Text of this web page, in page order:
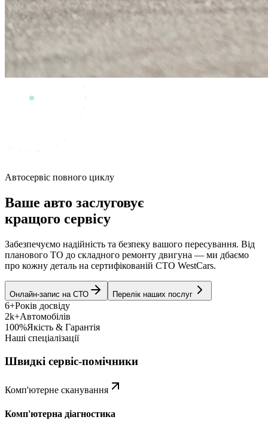
Автосервіс повного циклу
Ваше авто заслуговує
кращого сервісу
Забезпечуємо надійність та безпеку вашого пересування. Від
планового ТО до складного ремонту двигуна — ми дбаємо
про кожну деталь на сертифікованій СТО WestCars.
Онлайн-запис на СТО Перелік наших послуг
6+Років досвіду
2k+Автомобілів
100%Якість & Гарантія
Наші спеціалізації
Швидкі сервіс-помічники
Комп'ютерне сканування
Комп'ютерна діагностика